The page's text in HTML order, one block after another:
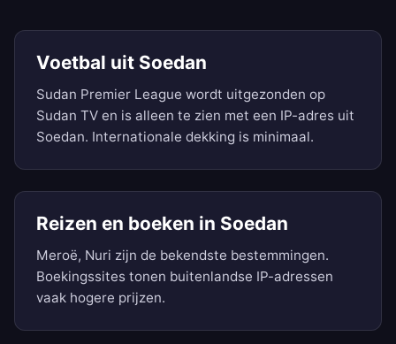
Voetbal uit Soedan
Sudan Premier League wordt uitgezonden op
Sudan TV en is alleen te zien met een IP-adres uit
Soedan. Internationale dekking is minimaal.
Reizen en boeken in Soedan
Meroë, Nuri zijn de bekendste bestemmingen.
Boekingssites tonen buitenlandse IP-adressen
vaak hogere prijzen.